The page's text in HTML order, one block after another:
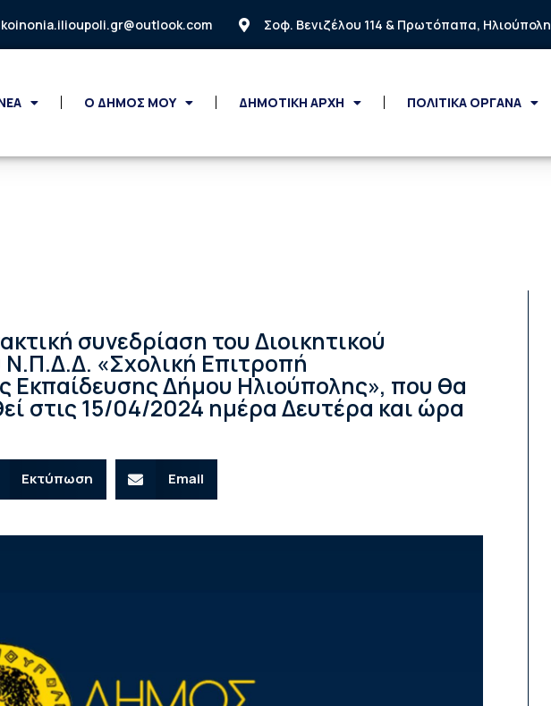
Σοφ. Βενιζέλου 114 & Πρωτόπαπα, Ηλιούπολη
Ο ΔΗΜΟΣ ΜΟΥ ΔΗΜΟΤΙΚΗ ΑΡΧΗ ΠΟΛΙΤΙΚΑ ΟΡΓΑΝΑ
συνεδρίαση του Διοικητικού
Ν.Π.Δ.Δ. «Σχολική Επιτροπή
Εκπαίδευσης Δήμου Ηλιούπολης», που θα
στις 15/04/2024 ημέρα Δευτέρα και ώρα
Εκτύπωση Email